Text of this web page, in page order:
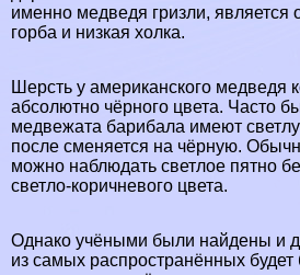
именно медведя гризли, является
горба и низкая холка.
Шерсть у американского медведя
абсолютно чёрного цвета. Часто
медвежата барибала имеют
после сменяется на чёрную.
можно наблюдать светлое пятно
светло-коричневого цвета.
Однако учёными были найдены и
из самых распространённых будет